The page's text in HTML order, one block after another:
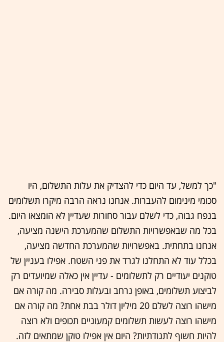
"כך למשל, עד היום כדי להצדיק את עלות התשלום, היו
סכומי מינימום להעברות. אנחנו נראה הרבה מיקרו תשלומים
בנפח גבוה, כדי לשלם עבור סחורות שעדיין לא הומצאו היום.
בכל מה שבאפשרויות התשלום שהמערכת הישנה מציעה,
אנחנו בתחתית. באפשרויות שהמערכת החדשה מציעה,
בכלל עוד לא התחלנו לגרד את פני השטח. אפילו בעניין של
טוקנים יעודיים רק לתשלומים - עדיין אין כאלה שמיועדים רק
לביצוע תשלומים, באופן נרחב ובעלות סבירה. מה קורה אם
מישהו רוצה לשלם 20 מיליון דולר בבת אחת? מה קורה אם
מישהו רוצה לעשות תשלומים קמעוניים תכופים ולא רוצה
להיות חשוף לתנודתיות? היום אין אפילו טוקן שמתאים לזה.